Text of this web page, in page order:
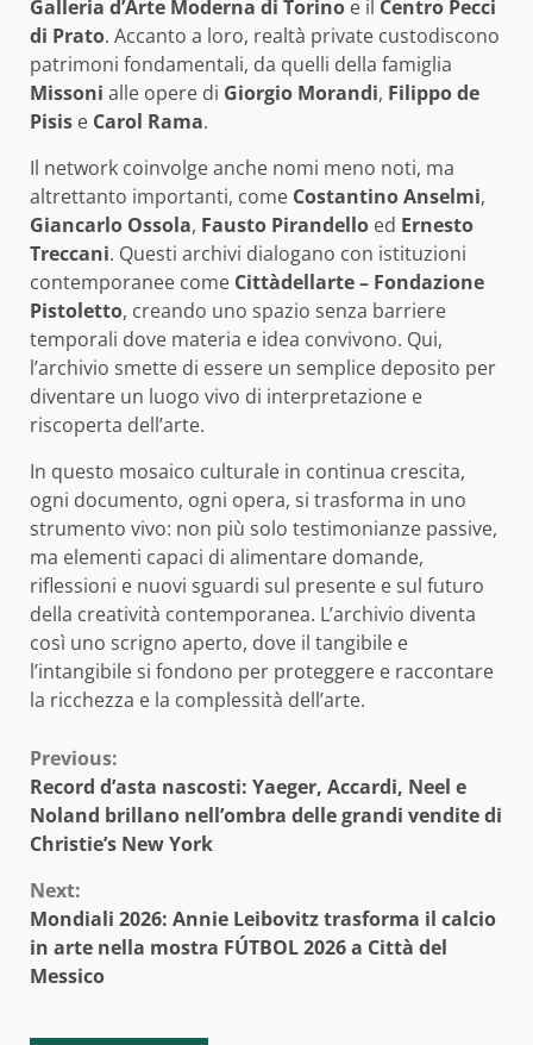
Galleria d’Arte Moderna di Torino e il Centro Pecci
di Prato. Accanto a loro, realtà private custodiscono
patrimoni fondamentali, da quelli della famiglia
Missoni alle opere di Giorgio Morandi, Filippo de
Pisis e Carol Rama.
Il network coinvolge anche nomi meno noti, ma
altrettanto importanti, come Costantino Anselmi,
Giancarlo Ossola, Fausto Pirandello ed Ernesto
Treccani. Questi archivi dialogano con istituzioni
contemporanee come Cittàdellarte – Fondazione
Pistoletto, creando uno spazio senza barriere
temporali dove materia e idea convivono. Qui,
l’archivio smette di essere un semplice deposito per
diventare un luogo vivo di interpretazione e
riscoperta dell’arte.
In questo mosaico culturale in continua crescita,
ogni documento, ogni opera, si trasforma in uno
strumento vivo: non più solo testimonianze passive,
ma elementi capaci di alimentare domande,
riflessioni e nuovi sguardi sul presente e sul futuro
della creatività contemporanea. L’archivio diventa
così uno scrigno aperto, dove il tangibile e
l’intangibile si fondono per proteggere e raccontare
la ricchezza e la complessità dell’arte.
Continue
Reading
Previous:
Record d’asta nascosti: Yaeger, Accardi, Neel e
Noland brillano nell’ombra delle grandi vendite di
Christie’s New York
Next:
Mondiali 2026: Annie Leibovitz trasforma il calcio
in arte nella mostra FÚTBOL 2026 a Città del
Messico